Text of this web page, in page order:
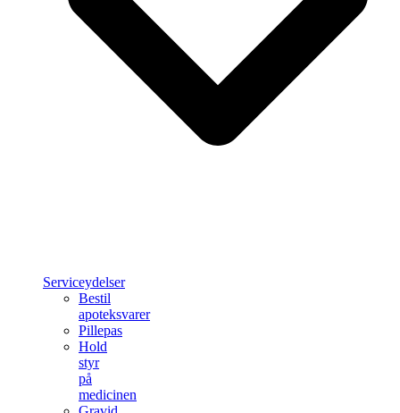
Serviceydelser
Bestil
apoteksvarer
Pillepas
Hold
styr
på
medicinen